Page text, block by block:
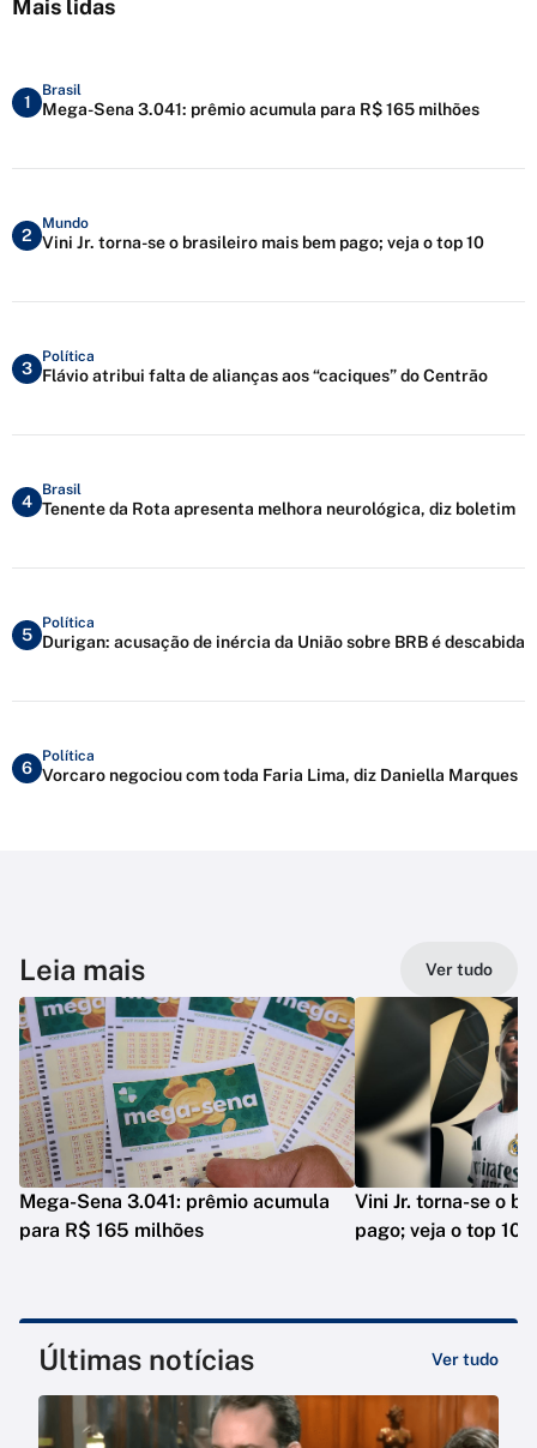
Mais lidas
1
Brasil
Mega-Sena 3.041: prêmio acumula para R$ 165 milhões
2
Mundo
Vini Jr. torna-se o brasileiro mais bem pago; veja o top 10
3
Política
Flávio atribui falta de alianças aos “caciques” do Centrão
4
Brasil
Tenente da Rota apresenta melhora neurológica, diz boletim
5
Política
Durigan: acusação de inércia da União sobre BRB é descabida
6
Política
Vorcaro negociou com toda Faria Lima, diz Daniella Marques
Leia mais Ver tudo
Mega-Sena 3.041: prêmio acumula
para R$ 165 milhões
Vini Jr. torna-se o
pago; veja o top 10
Últimas notícias Ver tudo